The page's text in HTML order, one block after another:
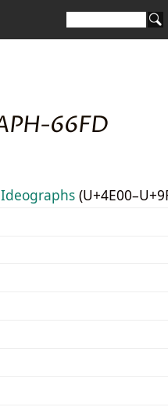
66FD
Ideographs